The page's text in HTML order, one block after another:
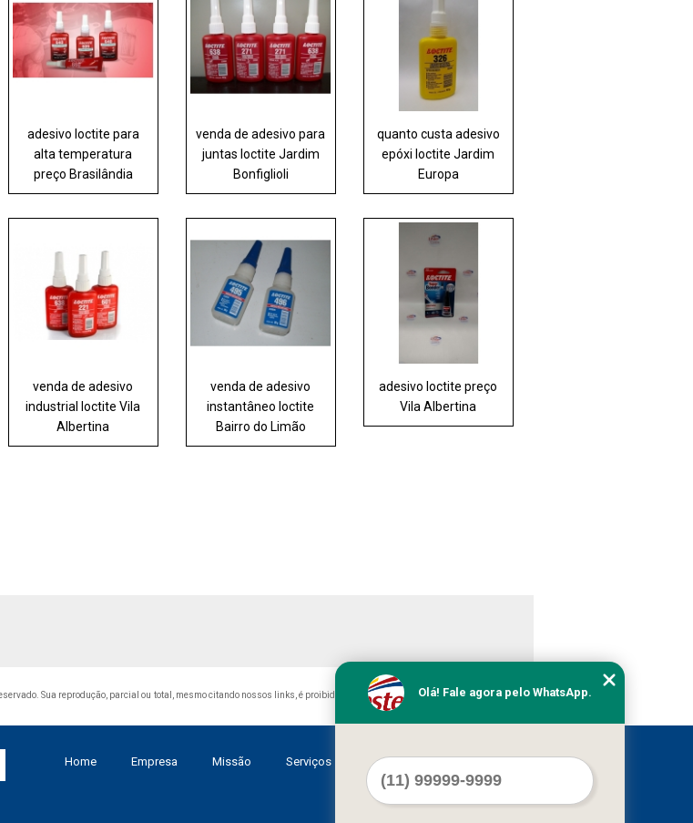
adesivo loctite para
alta temperatura
preço Brasilândia
venda de adesivo para
juntas loctite Jardim
Bonfiglioli
quanto custa adesivo
epóxi loctite Jardim
Europa
venda de adesivo
industrial loctite Vila
Albertina
venda de adesivo
instantâneo loctite
Bairro do Limão
adesivo loctite preço
Vila Albertina
Sua reprodução, parcial ou total, mesmo citando nossos links, é proibida sem a autorização do autor. Crime de violação
Home Empresa Missão Serviços Contato Mapa do site
Olá! Fale agora pelo WhatsApp.